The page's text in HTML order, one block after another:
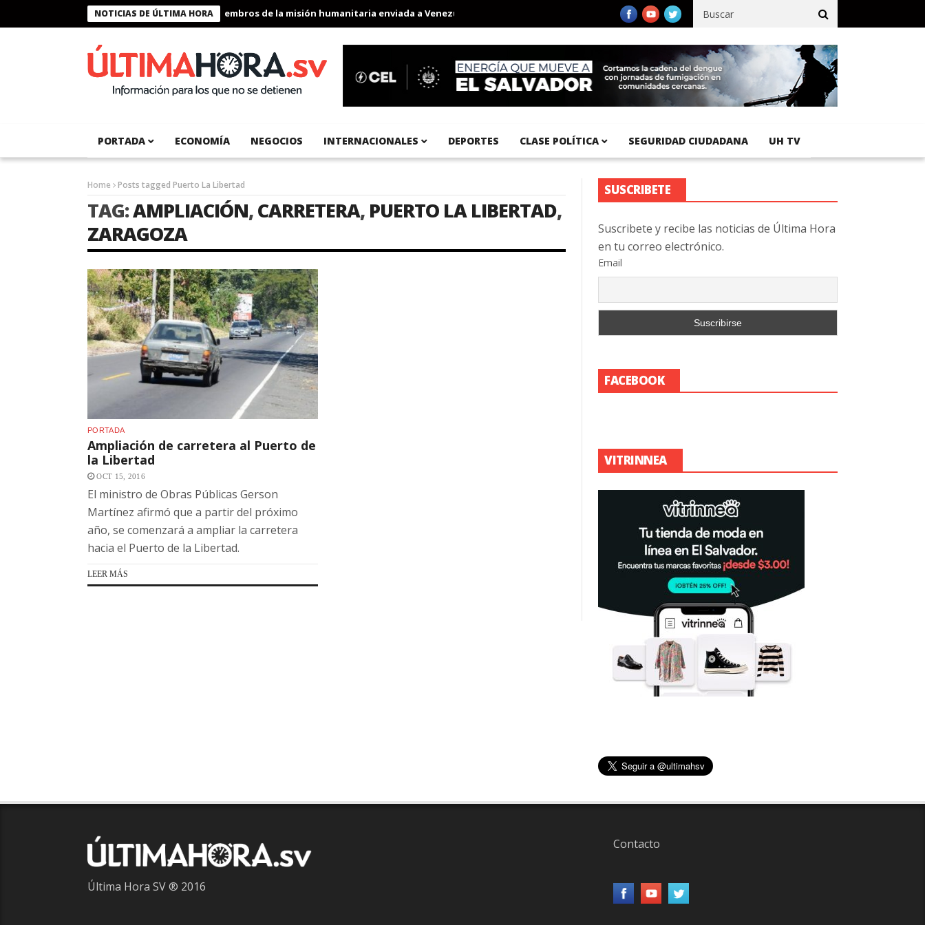
NOTICIAS DE ÚLTIMA HORA
Presidente Bukele condecora a miembros de la misión humanitaria enviada a Venezuela Aeropuerto Internacional del Pacífico registra 92 % de avance en obras de terracería
PORTADA ECONOMÍA NEGOCIOS INTERNACIONALES DEPORTES CLASE POLÍTICA SEGURIDAD CIUDADANA UH TV
Home Posts tagged Puerto La Libertad
TAG:AMPLIACIÓN,CARRETERA, PUERTO LA LIBERTAD,
ZARAGOZA
PORTADA
Ampliación de carretera al Puerto de
la Libertad
OCT 15, 2016
El ministro de Obras Públicas Gerson
Martínez afirmó que a partir del próximo
año, se comenzará a ampliar la carretera
hacia el Puerto de la Libertad.
LEER MÁS
SUSCRIBETE
Suscribete y recibe las noticias de Última Hora
en tu correo electrónico.
Email
FACEBOOK
VITRINNEA
Última Hora SV ® 2016
Contacto